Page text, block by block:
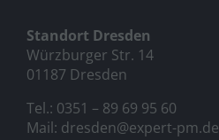
Standort Dresden
Würzburger Str. 14
01187 Dresden
Tel.: 0351 – 89 69 95 60
Mail: dresden@expert-pm.de